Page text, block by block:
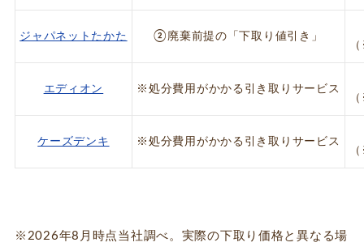
ジャパネットたかた ②廃棄前提の「下取り値引き」
エディオン ※処分費用がかかる引き取りサービス
ケーズデンキ ※処分費用がかかる引き取りサービス
※2026年8月時点当社調べ。実際の下取り価格と異なる場